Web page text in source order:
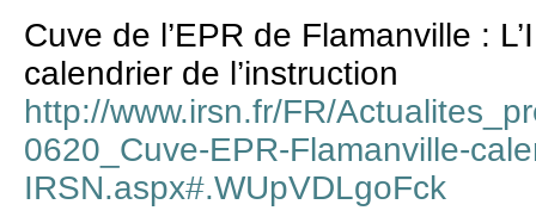
Cuve de l’EPR de Flamanville :
calendrier de l’instruction
http://www.irsn.fr/FR/
0620_Cuve-EPR-Flamanville-
IRSN.aspx#.WUpVDLgoFck